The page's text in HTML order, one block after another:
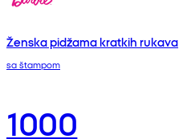
Ženska pidžama kratkih rukava
sa štampom
1000